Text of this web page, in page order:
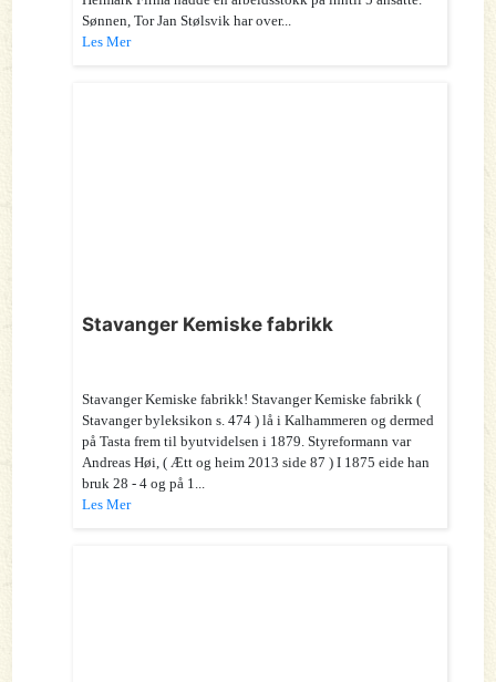
Sønnen, Tor Jan Stølsvik har over...
Les Mer
Stavanger Kemiske fabrikk
Stavanger Kemiske fabrikk! Stavanger Kemiske fabrikk (
Stavanger byleksikon s. 474 ) lå i Kalhammeren og dermed
på Tasta frem til byutvidelsen i 1879. Styreformann var
Andreas Høi, ( Ætt og heim 2013 side 87 ) I 1875 eide han
bruk 28 - 4 og på 1...
Les Mer